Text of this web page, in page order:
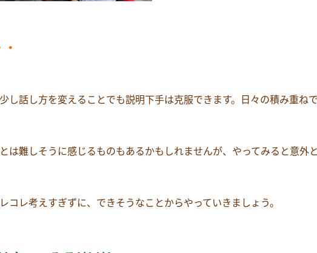
し話し方を変えることでも説明下手は克服できます。日々の積み重ね
は難しそうに感じるものもあるかもしれませんが、やってみると意外
コレ考えすぎずに、できそうなことからやっていきましょう。